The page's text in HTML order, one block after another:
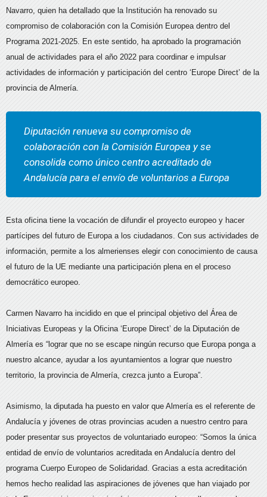
Navarro, quien ha detallado que la Institución ha renovado su
compromiso de colaboración con la Comisión Europea dentro del
Programa 2021-2025. En este sentido, ha aprobado la programación
anual de actividades para el año 2022 para coordinar e impulsar
actividades de información y participación del centro ‘Europe Direct’ de la
provincia de Almería.
Diputación renueva su compromiso de
colaboración con la Comisión Europea y se
consolida como único centro acreditado de
Andalucía para el envío de voluntarios a Europa
Esta oficina tiene la vocación de difundir el proyecto europeo y hacer
partícipes del futuro de Europa a los ciudadanos. Con sus actividades de
información, permite a los almerienses elegir con conocimiento de causa
el futuro de la UE mediante una participación plena en el proceso
democrático europeo.
Carmen Navarro ha incidido en que el principal objetivo del Área de
Iniciativas Europeas y la Oficina ‘Europe Direct’ de la Diputación de
Almería es “lograr que no se escape ningún recurso que Europa ponga a
nuestro alcance, ayudar a los ayuntamientos a lograr que nuestro
territorio, la provincia de Almería, crezca junto a Europa”.
Asimismo, la diputada ha puesto en valor que Almería es el referente de
Andalucía y jóvenes de otras provincias acuden a nuestro centro para
poder presentar sus proyectos de voluntariado europeo: “Somos la única
entidad de envío de voluntarios acreditada en Andalucía dentro del
programa Cuerpo Europeo de Solidaridad. Gracias a esta acreditación
hemos hecho realidad las aspiraciones de jóvenes que han viajado por